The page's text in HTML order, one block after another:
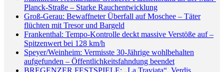
Planck-Straße – Starke Rauchentwicklung
Groß-Gerau: Bewaffneter Überfall auf Moschee – Täter
flüchten mit Tresor und Bargeld
Frankenthal: Tempo-Kontrolle deckt massive Verstöße auf –
Spitzenwert bei 128 km/h
Speyer/Weinheim: Vermisste 30-Jährige wohlbehalten
aufgefunden – Öffentlichkeitsfahndung beendet